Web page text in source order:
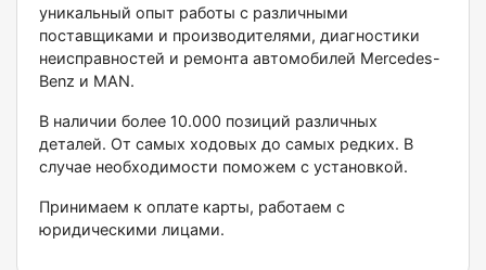
уникальный опыт работы с различными
поставщиками и производителями, диагностики
неисправностей и ремонта автомобилей Меrсеdеs-
Веnz и МАN.
В наличии более 10.000 позиций различных
деталей. От самых ходовых до самых редких. В
случае необходимости поможем с установкой.
Принимаем к оплате карты, работаем с
юридическими лицами.